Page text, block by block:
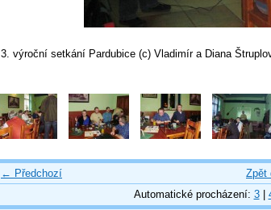
3. výroční setkání Pardubice (c) Vladimír a Diana
← Předchozí
Zpět
Automatické procházení: 3|